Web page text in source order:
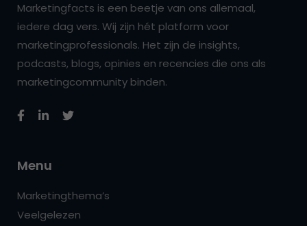
Marketingfacts is een beetje van ons allemaal,
iedere dag vers. Wij zijn hét platform voor
marketingprofessionals. Het zijn de insights,
podcasts, blogs, opinies en recencies die ons als
marketingcommunity binden.
Menu
Marketingthema’s
Veelgelezen